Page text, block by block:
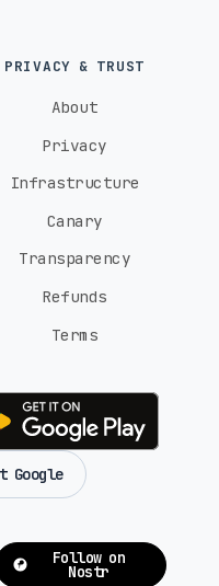
PRIVACY & TRUST
About
Privacy
Infrastructure
Canary
Transparency
Refunds
Terms
Follow on
Nostr